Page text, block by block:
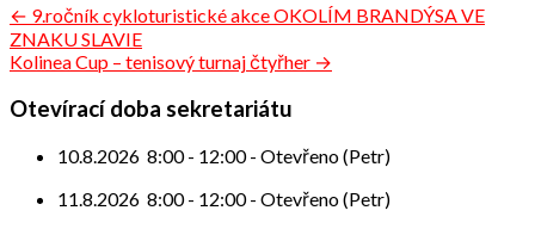
Navigace
pro
← 9.ročník cykloturistické akce OKOLÍM BRANDÝSA VE
ZNAKU SLAVIE
Kolinea Cup – tenisový turnaj čtyřher →
Otevírací doba sekretariátu
10.8.2026 8:00- 12:00- Otevřeno (Petr)
11.8.2026 8:00- 12:00- Otevřeno (Petr)